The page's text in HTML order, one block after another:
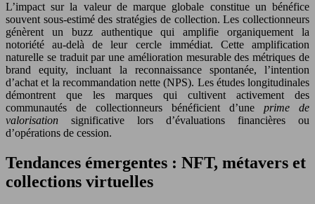
L’impact sur la valeur de marque globale constitue un bénéfice
souvent sous-estimé des stratégies de collection. Les collectionneurs
génèrent un buzz authentique qui amplifie organiquement la
notoriété au-delà de leur cercle immédiat. Cette amplification
naturelle se traduit par une amélioration mesurable des métriques de
brand equity, incluant la reconnaissance spontanée, l’intention
d’achat et la recommandation nette (NPS). Les études longitudinales
démontrent que les marques qui cultivent activement des
communautés de collectionneurs bénéficient d’une prime de
valorisation significative lors d’évaluations financières ou
d’opérations de cession.
Tendances émergentes : NFT, métavers et
collections virtuelles